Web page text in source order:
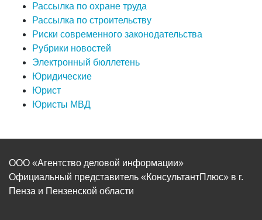
Рассылка по охране труда
Рассылка по строительству
Риски современного законодательства
Рубрики новостей
Электронный бюллетень
Юридические
Юрист
Юристы МВД
ООО «Агентство деловой информации»
Официальный представитель «КонсультантПлюс» в г.
Пенза и Пензенской области